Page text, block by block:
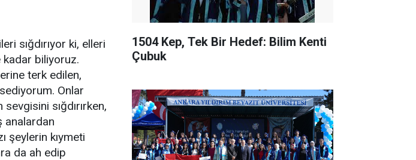
sığdırıyor ki, elleri
kadar biliyoruz.
terk edilen,
Onlar
sığdırırken,
analardan
şeylerin kıymeti
da ah edip
1504 Kep, Tek Bir Hedef: Bilim Kenti
Çubuk